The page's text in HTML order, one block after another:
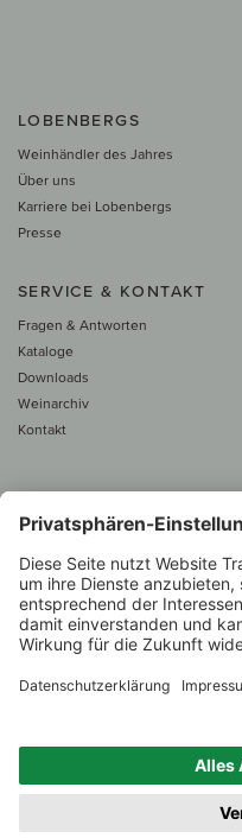
LOBENBERGS
Weinhändler des Jahres
Über uns
Karriere bei Lobenbergs
Presse
SERVICE & KONTAKT
Fragen & Antworten
Kataloge
Downloads
Weinarchiv
Kontakt
1.000 Winzer –